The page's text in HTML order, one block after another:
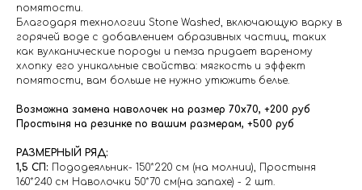
помятости.
Благодаря технологии Stone Washed, включающую варку в
горячей воде с добавлением абразивных частиц, таких
как вулканические породы и пемза придает вареному
хлопку его уникальные свойства: мягкость и эффект
помятости, вам больше не нужно утюжить белье.
Возможна замена наволочек на размер 70х70, +200 руб
Простыня на резинке по вашим размерам, +500 руб
РАЗМЕРНЫЙ РЯД:
1,5 СП:
Пододеяльник- 150*220 см (на молнии), Простыня
160*240 см Наволочки 50*70 см(на запахе) - 2 шт.